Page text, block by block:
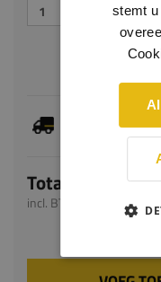
Je hebt
levertijd
Totaal
incl. BTW
stemt